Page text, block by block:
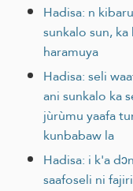
Hadisa: n
sunkalo sun,
haramuya
Hadisa: seli
ani sunkalo ka
jùrùmu yaafa
kunbabaw la
Hadisa: i k'a
saafoseli ni